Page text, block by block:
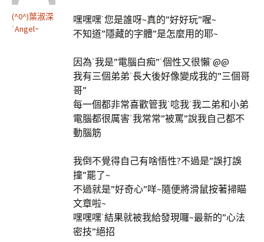
(^0^)葉淑深
˙Angel~
嘿嘿嘿˙您是誰呀~真的”好好玩”喔~
不知道”隱藏的字體”是怎麼用的耶~
因為˙我是”電腦白痴”˙個性又很懶˙@@
我有三個弟弟˙長大後好像變成我的”三個哥
哥”
每一個都非常喜歡管我˙唸我˙我二弟和小弟
電腦都很厲害˙我常常”被罵”說我自己都不
動腦筋
我倒不覺得自己有啥悟性?不過是”誤打誤
撞”罷了~
不過就是”好奇心”咩~隨便將滑鼠按著掃瞄
文章啦~
嘿嘿嘿˙結果就被我給發現囉~最新的”心法
密技”絕招